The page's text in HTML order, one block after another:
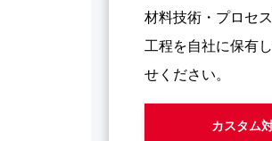
材料技術・プロセ
工程を自社に保有
せください。
カスタム